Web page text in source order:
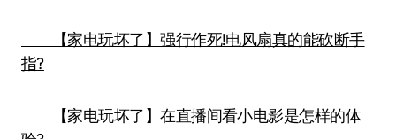
【家电玩坏了】强行作死!电风扇真的能砍断手
指?
【家电玩坏了】在直播间看小电影是怎样的体